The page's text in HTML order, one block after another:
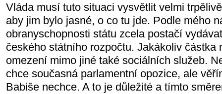
Vláda musí tuto situaci vysvětlit velmi
aby jim bylo jasné, o co tu jde. Podle mého
obranyschopnosti státu zcela postačí
českého státního rozpočtu. Jakákoliv částka
omezení mimo jiné také sociálních služeb.
chce současná parlamentní opozice, ale
Babiše nechce. A to je důležité a tímto